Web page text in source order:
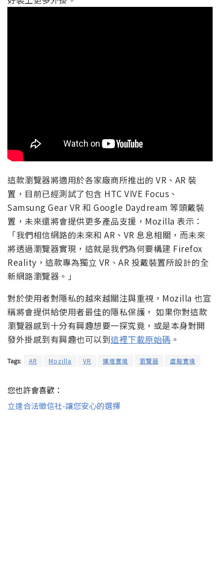
這款瀏覽器將適用於各家廠商所推出的 VR、AR 裝
置，目前已經測試了包含 HTC VIVE Focus、
Samsung Gear VR 和 Google Daydream 等頭戴裝
置，未來還將會提供更多產品支援，Mozilla 表示：
「我們相信網路的未來和 AR、VR 息息相關，而未來
將透過瀏覽器實現，這就是我們為何要構建 Firefox
Reality，這款專為獨立 VR、AR 投戴裝置所設計的全
新網路瀏覽器。」
對於使用者對隱私的越來越關注與重視，Mozilla 也宣
稱將會提供給使用者最佳的隱私保護， 如果你對這款
瀏覽器感到十分有興趣想要一探究竟，或是本身對開
發外掛感到有興趣也可以到這裡下載原始碼 。
Tags: AR Mozilla VR 擴增實境 瀏覽器 虛擬實境
您也許會喜歡：
立達合法徵信社-讓您安心的選擇